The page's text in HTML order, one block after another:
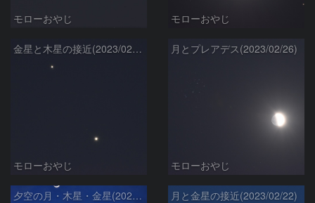
モローおやじ モローおやじ
金星と木星の接近(2023/02/28)
モローおやじ
月とプレアデス(2023/02/26)
モローおやじ
夕空の月・木星・金星(2023/02/23) 月と金星の接近(2023/02/22)